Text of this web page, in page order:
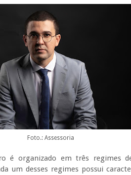
Foto.: Assessoria
é organizado em três regimes
um desses regimes possui